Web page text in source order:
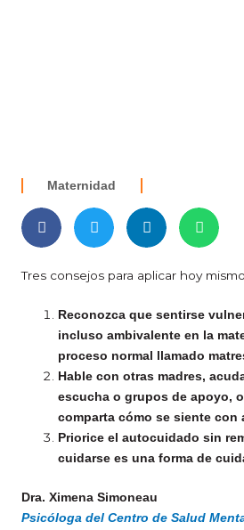
Maternidad
Tres consejos para aplicar hoy
Reconozca que sentirse
incluso ambivalente en la
proceso normal llamado
Hable con otras madres,
escucha o grupos de apoyo,
comparta cómo se siente con
Priorice el autocuidado sin
cuidarse es una forma de
Dra. Ximena Simoneau
Psicóloga del Centro de Salud